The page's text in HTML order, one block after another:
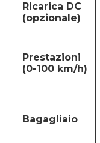
Ricarica DC
(opzionale)
Prestazioni
(0-100 km/h)
Bagagliaio